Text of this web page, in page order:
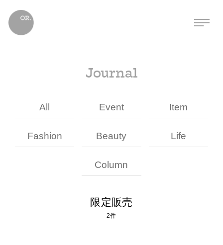
Journal
All Event Item
Fashion Beauty Life
Column
限定販売
2件